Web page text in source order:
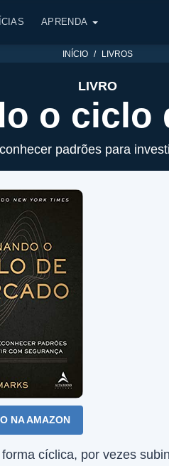
APRENDA
INÍCIO LIVROS
LIVRO
o ciclo
padrões para
NA AMAZON
cíclica, por vezes